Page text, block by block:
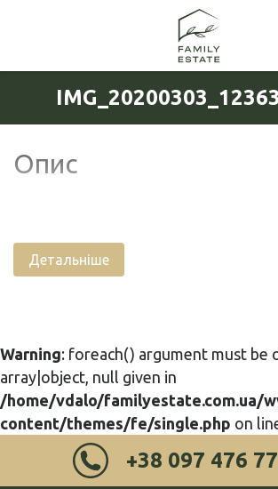
Опис
Детальніше
Warning: foreach() argument must be
array|object, null given in
/home/vdalo/familyestate.com.ua/
content/themes/fe/single.php on
+38 097 476